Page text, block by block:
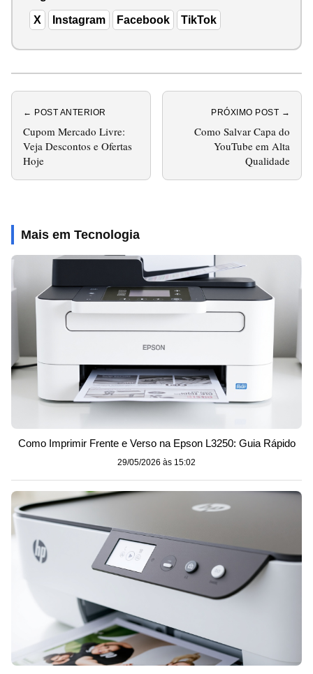
X Instagram Facebook TikTok
← POST ANTERIOR
Cupom Mercado Livre:
Veja Descontos e Ofertas
Hoje
PRÓXIMO POST →
Como Salvar Capa do
YouTube em Alta
Qualidade
Mais em Tecnologia
Como Imprimir Frente e Verso na Epson L3250: Guia Rápido
29/05/2026 às 15:02